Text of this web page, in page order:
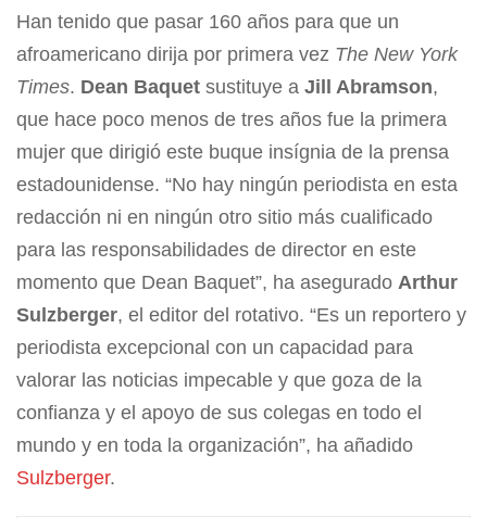
Han tenido que pasar 160 años para que un
afroamericano dirija por primera vez The New York
Times. Dean Baquet sustituye a Jill Abramson,
que hace poco menos de tres años fue la primera
mujer que dirigió este buque insígnia de la prensa
estadounidense. “No hay ningún periodista en esta
redacción ni en ningún otro sitio más cualificado
para las responsabilidades de director en este
momento que Dean Baquet”, ha asegurado Arthur
Sulzberger, el editor del rotativo. “Es un reportero y
periodista excepcional con un capacidad para
valorar las noticias impecable y que goza de la
confianza y el apoyo de sus colegas en todo el
mundo y en toda la organización”, ha añadido
Sulzberger.